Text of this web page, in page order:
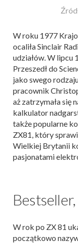
W roku 1977
ocaliła Sinclair
udziałów. W lipcu
Przeszedł do
jako swego
pracownik
aż zatrzymała się
kalkulator
także popularne
ZX81, który
Wielkiej Brytanii
pasjonatami
W rok po ZX 81
początkowo